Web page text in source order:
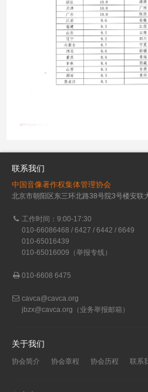
联系我们
中国音像著作权集体管理协会
北京市朝阳区东三环北路38号院3号楼安联
工作时间：9:00-17:30
010-66086468 / 6427 / 6442 / 6649
010-65016439
010-65016009（举报专线）
010-6608 6475
cavca@cavca.org
jbzx@cavca.org （业务举报邮箱）
关于我们
协会简介 协会章程 协会历程 联系